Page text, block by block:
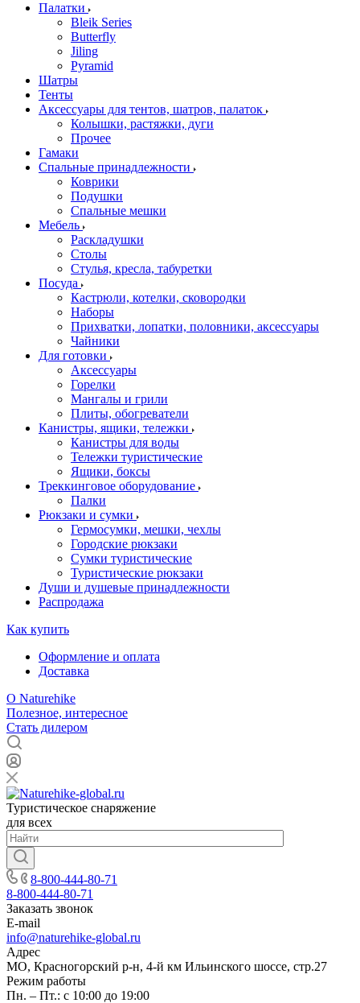
Палатки
Bleik Series
Butterfly
Jiling
Pyramid
Шатры
Тенты
Аксессуары для тентов, шатров, палаток
Колышки, растяжки, дуги
Прочее
Гамаки
Спальные принадлежности
Коврики
Подушки
Спальные мешки
Мебель
Раскладушки
Столы
Стулья, кресла, табуретки
Посуда
Кастрюли, котелки, сковородки
Наборы
Прихватки, лопатки, половники, аксессуары
Чайники
Для готовки
Аксессуары
Горелки
Мангалы и грили
Плиты, обогреватели
Канистры, ящики, тележки
Канистры для воды
Тележки туристические
Ящики, боксы
Треккинговое оборудование
Палки
Рюкзаки и сумки
Гермосумки, мешки, чехлы
Городские рюкзаки
Сумки туристические
Туристические рюкзаки
Души и душевые принадлежности
Распродажа
Как купить
Оформление и оплата
Доставка
О Naturehike
Полезное, интересное
Стать дилером
Туристическое снаряжение
для всех
8-800-444-80-71
8-800-444-80-71
Заказать звонок
E-mail
info@naturehike-global.ru
Адрес
МО, Красногорский р-н, 4-й км Ильинского шоссе, стр.27
Режим работы
Пн. – Пт.: с 10:00 до 19:00